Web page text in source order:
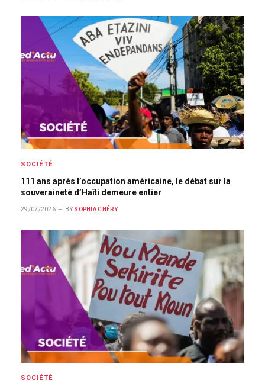
SOCIÉTÉ
111 ans après l’occupation américaine, le débat sur la
souveraineté d’Haïti demeure entier
29/07/2026 BY SOPHIA CHÉRY
SOCIÉTÉ